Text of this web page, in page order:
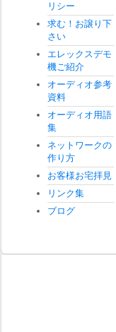
リシー
求む！お譲り下
さい
エレックスデモ
機ご紹介
オーディオ参考
資料
オーディオ用語
集
ネットワークの
作り方
お客様お宅拝見
リンク集
ブログ